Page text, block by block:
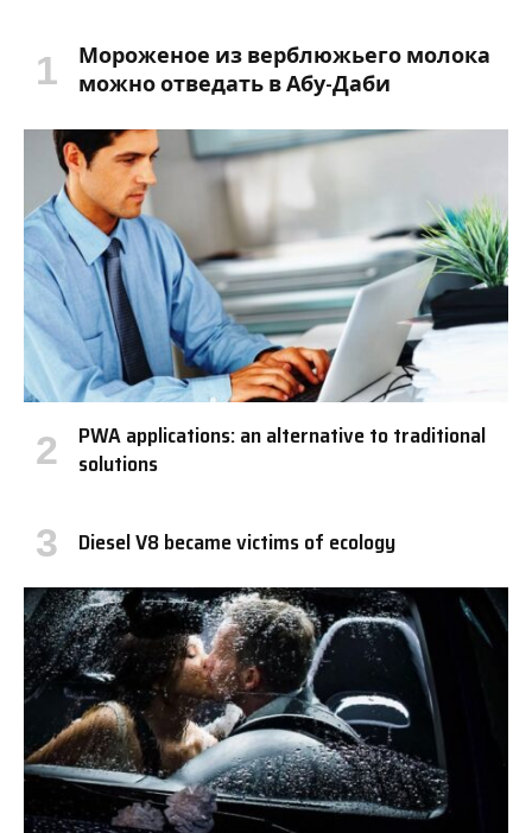
Мороженое из верблюжьего молока
можно отведать в Абу-Даби
PWA applications: an alternative to traditional
solutions
Diesel V8 became victims of ecology